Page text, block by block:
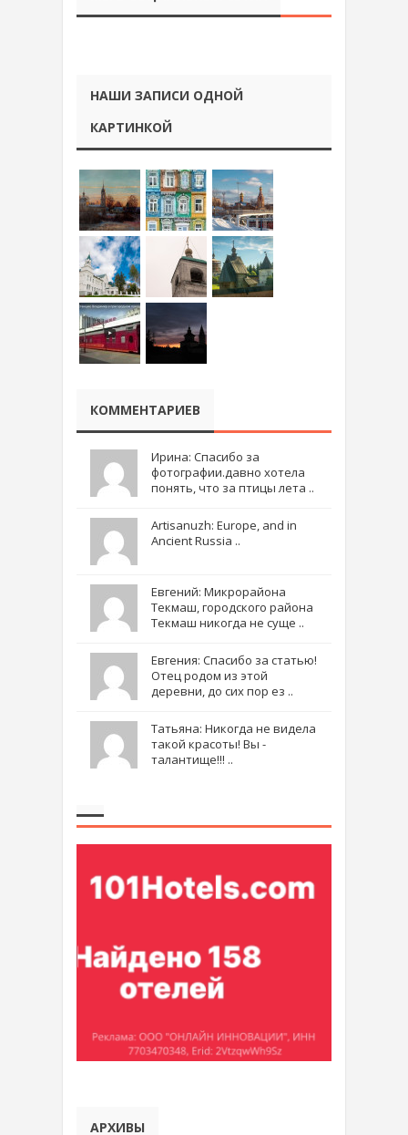
НАШИ ЗАПИСИ ОДНОЙ
КАРТИНКОЙ
КОММЕНТАРИЕВ
Ирина: Спасибо за
фотографии.давно хотела
понять, что за птицы лета ..
Artisanuzh: Europe, and in
Ancient Russia ..
Евгений: Микрорайона
Текмаш, городского района
Текмаш никогда не суще ..
Евгения: Спасибо за статью!
Отец родом из этой
деревни, до сих пор ез ..
Татьяна: Никогда не видела
такой красоты! Вы -
талантище!!! ..
АРХИВЫ